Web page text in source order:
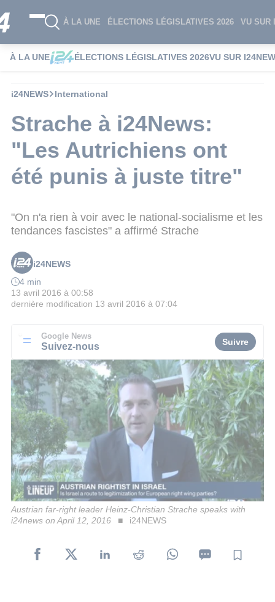
À LA UNE ÉLECTIONS LÉGISLATIVES 2026 VU SUR
À LA UNE ÉLECTIONS LÉGISLATIVES 2026VU SUR
i24NEWS International
Strache à i24News:
"Les Autrichiens ont
été punis à juste titre"
"On n'a rien à voir avec le national-socialisme et les
tendances fascistes" a affirmé Strache
i24NEWS
4 min
13 avril 2016 à 00:58
dernière modification 13 avril 2016 à 07:04
Google News
Suivez-nous Suivre
Austrian far-right leader Heinz-Christian Strache speaks with
i24news on April 12, 2016
i24NEWS